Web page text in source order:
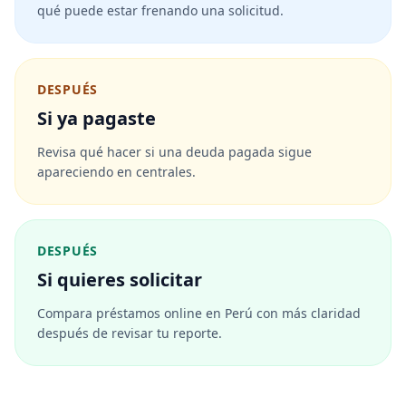
qué puede estar frenando una solicitud.
DESPUÉS
Si ya pagaste
Revisa qué hacer si una deuda pagada sigue
apareciendo en centrales.
DESPUÉS
Si quieres solicitar
Compara préstamos online en Perú con más claridad
después de revisar tu reporte.